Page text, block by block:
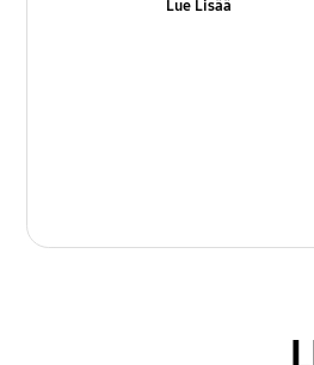
Lue Lisää